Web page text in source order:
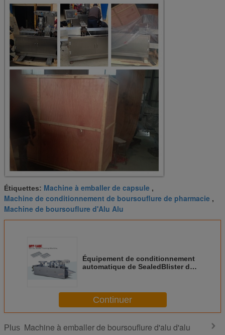
Étiquettes: Machine à emballer de capsule ,
Machine de conditionnement de boursouflure de pharmacie ,
Machine de boursouflure d'Alu Alu
Équipement de conditionnement
automatique de SealedBlister de
Continuer
Plus Machine à emballer de boursouflure d'alu d'alu